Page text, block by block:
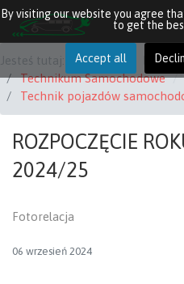
Jesteś tutaj: START
Technikum Samochodowe
Technik pojazdów
ROZPOCZĘCIE
2024/25
Fotorelacja
06 wrzesień 2024
By visiting our website you agree
to get the
Accept all